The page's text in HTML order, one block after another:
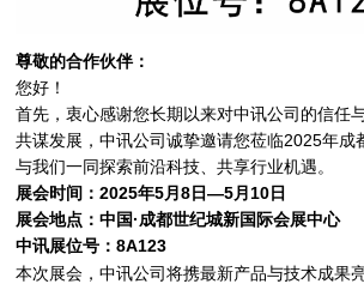
尊敬的合作伙伴：
您好！
首先，衷心感谢您长期以来对中讯公司的信任
共谋发展，中讯公司诚挚邀请您莅临2025年成
与我们一同探索前沿科技、共享行业机遇。
展会时间：2025年5月8日—5月 10日
展会地点：中国·成都世纪城新国际会展中心
中讯展位号：8A123
本次展会，中讯公司将携最新产品与技术成果